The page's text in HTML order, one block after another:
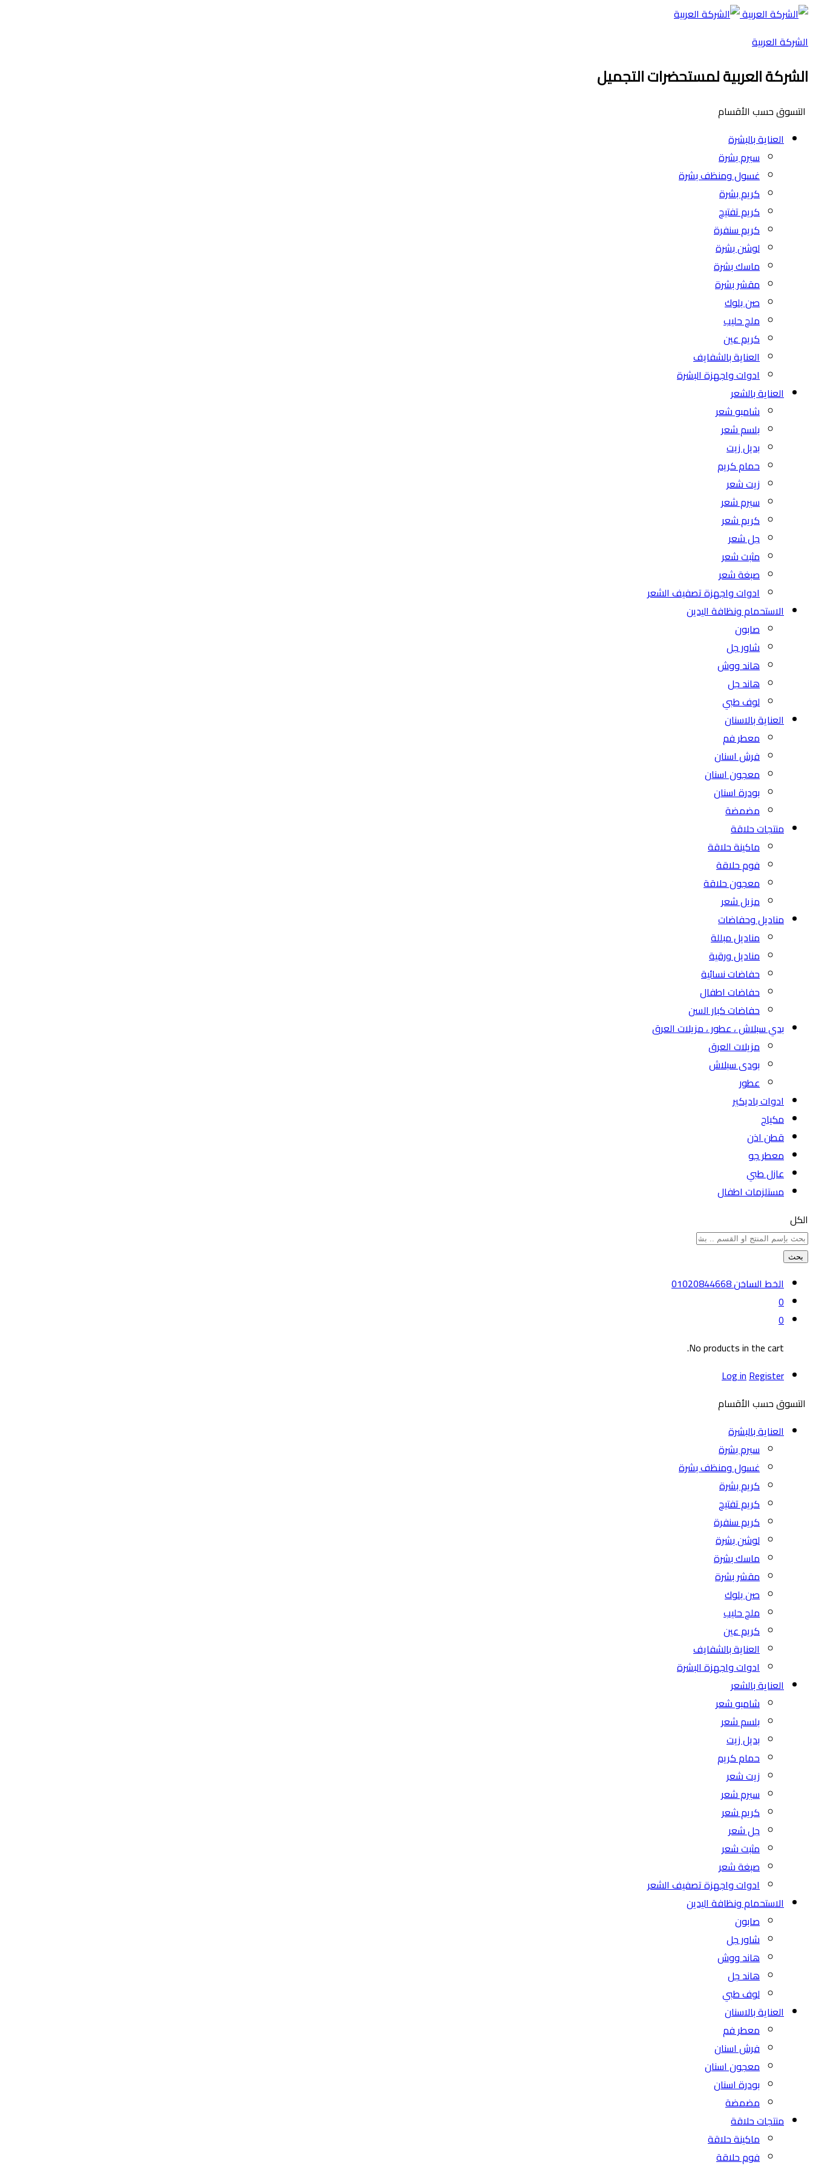
الشركة العربية
الشركة العربية لمستحضرات التجميل
التسوق حسب الأقسام
العناية بالبشرة
سيرم بشرة
غسول ومنظف بشرة
كريم بشرة
كريم تفتيح
كريم سنفرة
لوشن بشرة
ماسك بشرة
مقشر بشرة
صن بلوك
ملح حليب
كريم عين
العناية بالشفايف
ادوات واجهزة البشرة
العناية بالشعر
شامبو شعر
بلسم شعر
بديل زيت
حمام كريم
زيت شعر
سيرم شعر
كريم شعر
جل شعر
مثبت شعر
صبغة شعر
ادوات واجهزة تصفيف الشعر
الاستحمام ونظافة اليدين
صابون
شاور جل
هاند ووش
هاند جل
لوف طبي
العناية بالاسنان
معطر فم
فرش اسنان
معجون اسنان
بودرة اسنان
مضمضة
منتجات حلاقة
ماكينة حلاقة
فوم حلاقة
معجون حلاقة
مزيل شعر
مناديل وحفاضات
مناديل مبللة
مناديل ورقية
حفاضات نسائية
حفاضات اطفال
حفاضات كبار السن
بدي سبلاش ، عطور ، مزيلات العرق
مزيلات العرق
بودى سبلاش
عطور
ادوات باديكير
مكياج
قطن اذن
معطر جو
عازل طبي
مستلزمات اطفال
الكل
بحث
الخط الساخن01020844668
0
0
No products in the cart.
Log inRegister
التسوق حسب الأقسام
العناية بالبشرة
سيرم بشرة
غسول ومنظف بشرة
كريم بشرة
كريم تفتيح
كريم سنفرة
لوشن بشرة
ماسك بشرة
مقشر بشرة
صن بلوك
ملح حليب
كريم عين
العناية بالشفايف
ادوات واجهزة البشرة
العناية بالشعر
شامبو شعر
بلسم شعر
بديل زيت
حمام كريم
زيت شعر
سيرم شعر
كريم شعر
جل شعر
مثبت شعر
صبغة شعر
ادوات واجهزة تصفيف الشعر
الاستحمام ونظافة اليدين
صابون
شاور جل
هاند ووش
هاند جل
لوف طبي
العناية بالاسنان
معطر فم
فرش اسنان
معجون اسنان
بودرة اسنان
مضمضة
منتجات حلاقة
ماكينة حلاقة
فوم حلاقة